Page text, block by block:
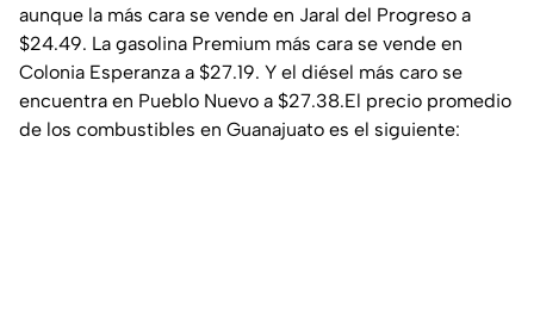
aunque la más cara se vende en Jaral del Progreso a
$24.49. La gasolina Premium más cara se vende en
Colonia Esperanza a $27.19. Y el diésel más caro se
encuentra en Pueblo Nuevo a $27.38.El precio promedio
de los combustibles en Guanajuato es el siguiente: